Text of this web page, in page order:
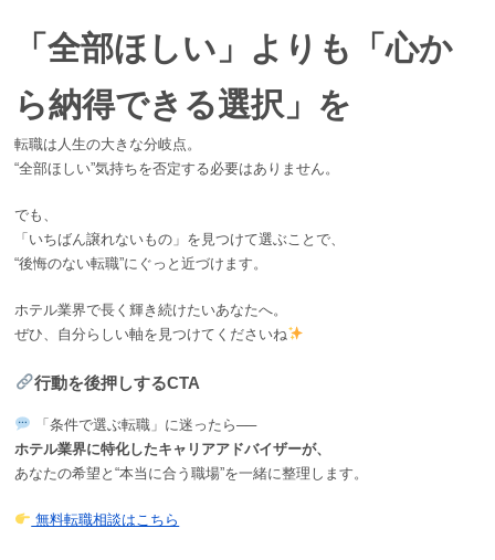
「全部ほしい」よりも「心か
ら納得できる選択」を
転職は人生の大きな分岐点。
“全部ほしい”気持ちを否定する必要はありません。
でも、
「いちばん譲れないもの」を見つけて選ぶことで、
“後悔のない転職”にぐっと近づけます。
ホテル業界で長く輝き続けたいあなたへ。
ぜひ、自分らしい軸を見つけてくださいね
行動を後押しするCTA
「条件で選ぶ転職」に迷ったら──
ホテル業界に特化したキャリアアドバイザーが、
あなたの希望と“本当に合う職場”を一緒に整理します。
無料転職相談はこちら